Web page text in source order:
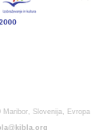
Slovenija, Evropa